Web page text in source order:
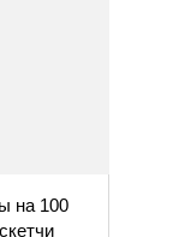
на 100